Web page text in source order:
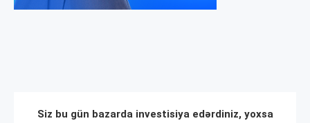
Siz bu gün bazarda investisiya edərdiniz, yoxsa